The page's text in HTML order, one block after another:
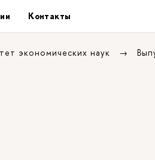
Контакты
экономических наук